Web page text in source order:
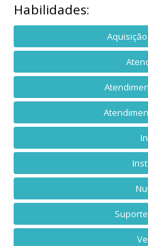
Habilidades: